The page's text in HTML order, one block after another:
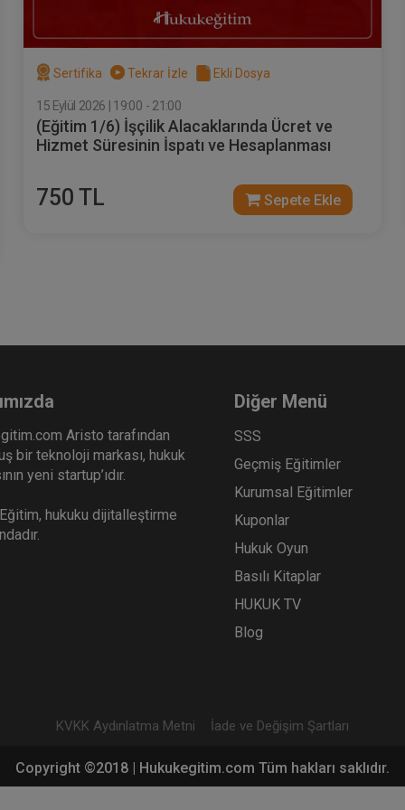
Görüşme Video
Müvekkille Görüşme Video
Eğitimi
300
TL
Dilekçenin Anatomisi
Eğitimi
Sepete Ekle
Sertifika Tekrar İzle Ekli Dosya
15 Eylül 2026 | 19:00 - 21:00
(Eğitim 1/6) İşçilik Alacaklarında Ücret ve
Hizmet Süresinin İspatı ve Hesaplanması
750 TL Sepete Ekle
Aristo tarafından
bir teknoloji markası, hukuk
yeni startup’ıdır.
hukuku dijitalleştirme
Diğer Menü
SSS
Geçmiş Eğitimler
Kurumsal Eğitimler
Kuponlar
Hukuk Oyun
Basılı Kitaplar
HUKUK TV
Blog
KVKK Aydınlatma Metni İade ve Değişim Şartları
Copyright ©2018 | Hukukegitim.com Tüm hakları saklıdır.